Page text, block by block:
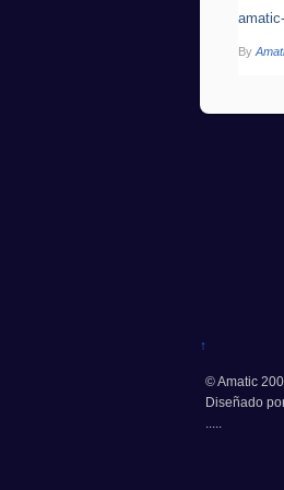
By
↑
© Amatic
Diseñado